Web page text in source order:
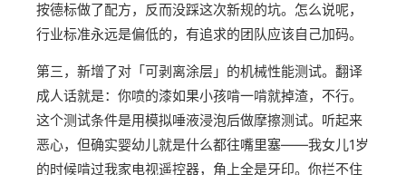
按德标做了配方，反而没踩这次新规的坑。怎么说呢，
行业标准永远是偏低的，有追求的团队应该自己加码。
第三，新增了对「可剥离涂层」的机械性能测试。翻译
成人话就是：你喷的漆如果小孩啃一啃就掉渣，不行。
这个测试条件是用模拟唾液浸泡后做摩擦测试。听起来
恶心，但确实婴幼儿就是什么都往嘴里塞——我女儿1岁
的时候啃过我家电视遥控器，角上全是牙印。你拦不住